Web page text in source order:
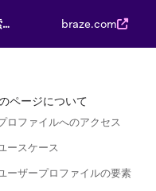
braze.com
ページについて
ロファイルへのアクセス
ースケース
ーザープロファイルの要素